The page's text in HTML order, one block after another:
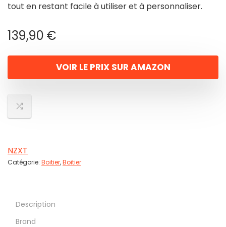
tout en restant facile à utiliser et à personnaliser.
139,90 €
VOIR LE PRIX SUR AMAZON
NZXT
Catégorie: Boitier,Boitier
Description
Brand